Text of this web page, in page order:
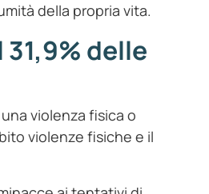
della propria vita.
delle
violenza fisica o
violenze fisiche e il